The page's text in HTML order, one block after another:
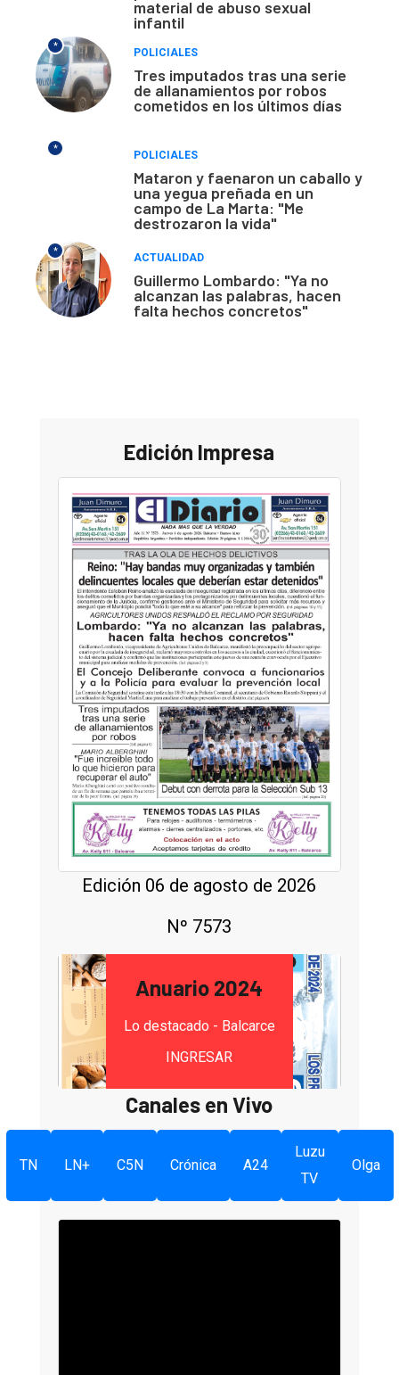
material de abuso sexual
infantil
*
POLICIALES
Tres imputados tras una serie
de allanamientos por robos
cometidos en los últimos días
*
POLICIALES
Mataron y faenaron un caballo y
una yegua preñada en un
campo de La Marta: "Me
destrozaron la vida"
*
ACTUALIDAD
Guillermo Lombardo: "Ya no
alcanzan las palabras, hacen
falta hechos concretos"
Edición Impresa
Edición 06 de agosto de 2026
Nº 7573
Anuario 2024
Lo destacado - Balcarce
INGRESAR
Canales en Vivo
TN LN+ C5N Crónica A24
Luzu
TV
Olga